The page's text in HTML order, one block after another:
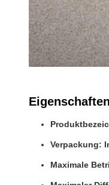
Verpackung:
Maximale